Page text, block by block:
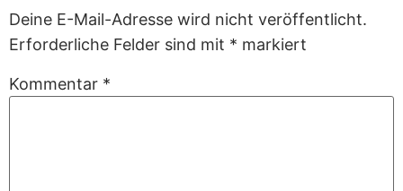
Deine E-Mail-Adresse wird nicht veröffentlicht.
Erforderliche Felder sind mit * markiert
Kommentar *